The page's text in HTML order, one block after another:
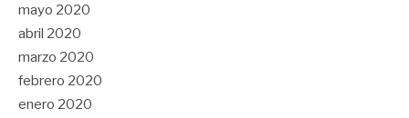
mayo 2020
abril 2020
marzo 2020
febrero 2020
enero 2020